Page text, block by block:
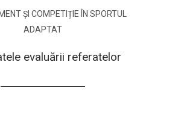
ȘI COMPETIȚIE ÎN SPORTUL
ADAPTAT
evaluării referatelor